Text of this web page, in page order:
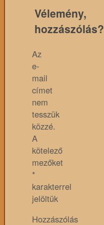
Vélemény,
hozzászólás?
Az
e-
mail
címet
nem
tesszük
közzé.
A
kötelező
mezőket
*
karakterrel
jelöltük
Hozzászólás